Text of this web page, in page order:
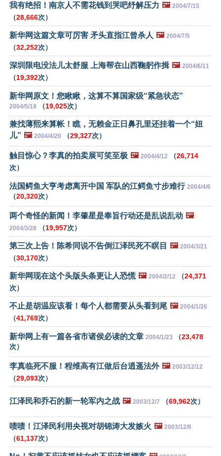
我有绝招！南京人不需花钱到哭吧纾解压力 🖼️ 2004/7/15
（28,666次）
新华网这篇文章可厉害 矛头直指江曾杀人 🖼️ 2004/7/5
（32,252次）
深圳限电没法儿太舒服 上海帮在山西鞠躬作揖 🖼️ 2004/6/11
（19,392次）
新华网原文！您瞅瞅，这算不算国家级“紧急状态”
2004/5/18 （19,025次）
兼找薄熙来算帐！瞧，无赖金正日鼻孔里还挂着一个“妞
儿” 🖼️ 2004/4/20 （29,327次）
触目惊心？李真的拍卖展可笑至极 🖼️ 2004/4/12 （26,714
次）
法国鳄鱼大亨考虑离开中国 军队的江鳄鱼寸步难行 2004/4/6
（20,320次）
两个奇怪的新闻！李肇星是奉旨行动还是乱说乱动 🖼️
2004/3/28 （19,957次）
第三次上告！陈希同说不告倒江泽民死不瞑目 🖼️ 2004/3/21
（30,170次）
新华网现在这个头版头条更让人恐慌 🖼️ 2004/2/12 （24,371
次）
不止是胡温应该看！每个人都需要从头看到尾 🖼️ 2004/1/26
（41,769次）
新华网上有一篇各省市诸侯必读的文章 2004/1/23 （23,478
次）
李真临死不服！程维高有江做后台逍遥法外 🖼️ 2003/12/12
（29,093次）
江泽民和乔石的新一轮军内之战 🖼️ 2003/12/7 （69,962次）
啧啧！江泽民利用央视对胡锦涛大发嫉火 🖼️ 2003/12/6
（61,137次）